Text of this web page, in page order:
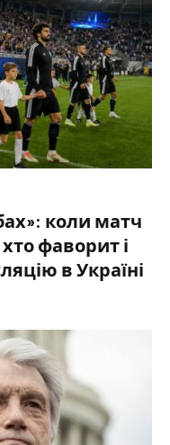
коли матч
фаворит і
в Україні